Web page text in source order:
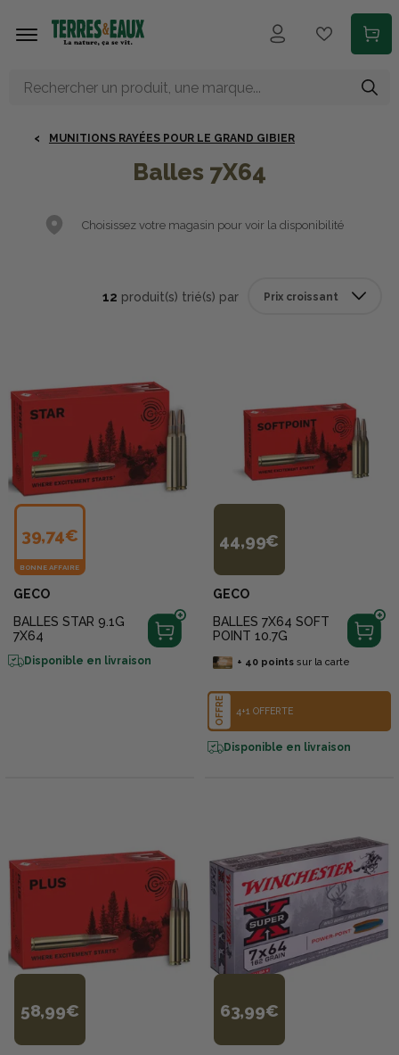
MUNITIONS RAYÉES POUR LE GRAND GIBIER
Balles 7X64
Choisissez votre magasin pour voir la disponibilité
12 produit(s) trié(s) par
39,74€
BONNE AFFAIRE
GECO
BALLES STAR 9.1G
7X64
Disponible en livraison
44,99€
GECO
BALLES 7X64 SOFT
POINT 10.7G
+ 40pointssur la carte
OFFRE 4+1 OFFERTE
Disponible en livraison
58,99€ 63,99€